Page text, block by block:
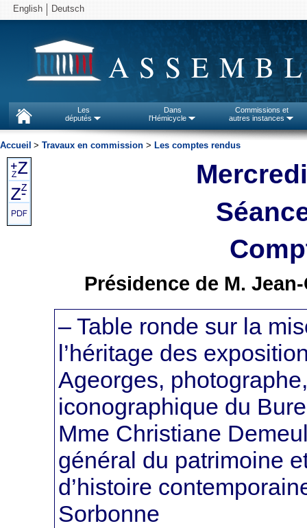
English Deutsch
Les
députés
Dans
l'Hémicycle
Commissions et
autres instances
Accueil > Travaux en commission > Les comptes rendus
Présidence de M.
– Table ronde sur la
l’héritage des
Ageorges,
iconographique du
Mme Christiane
général du patrimoine
d’histoire
Sorbonne